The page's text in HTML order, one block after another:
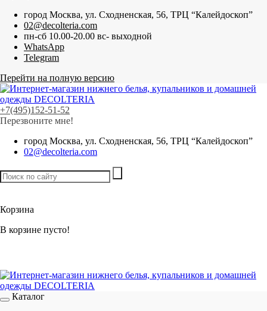
город Москва, ул. Сходненская, 56, ТРЦ “Калейдоскоп”
02@decolteria.com
пн-сб 10.00-20.00 вс- выходной
WhatsApp
Telegram
Перейти на полную версию
+7(495)152-51-52
Перезвоните мне!
город Москва, ул. Сходненская, 56, ТРЦ “Калейдоскоп”
02@decolteria.com
Корзина
В корзине пусто!
Каталог